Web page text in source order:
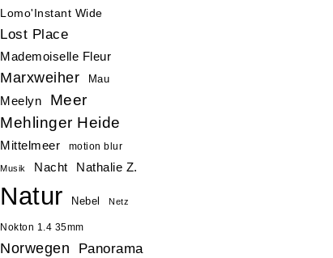
Lomo'Instant Wide
Lost Place
Mademoiselle Fleur
Marxweiher Mau
Meelyn
Meer
Mehlinger Heide
Mittelmeer motion blur
Musik Nacht Nathalie Z.
Natur Nebel Netz
Nokton 1.4 35mm
Norwegen Panorama